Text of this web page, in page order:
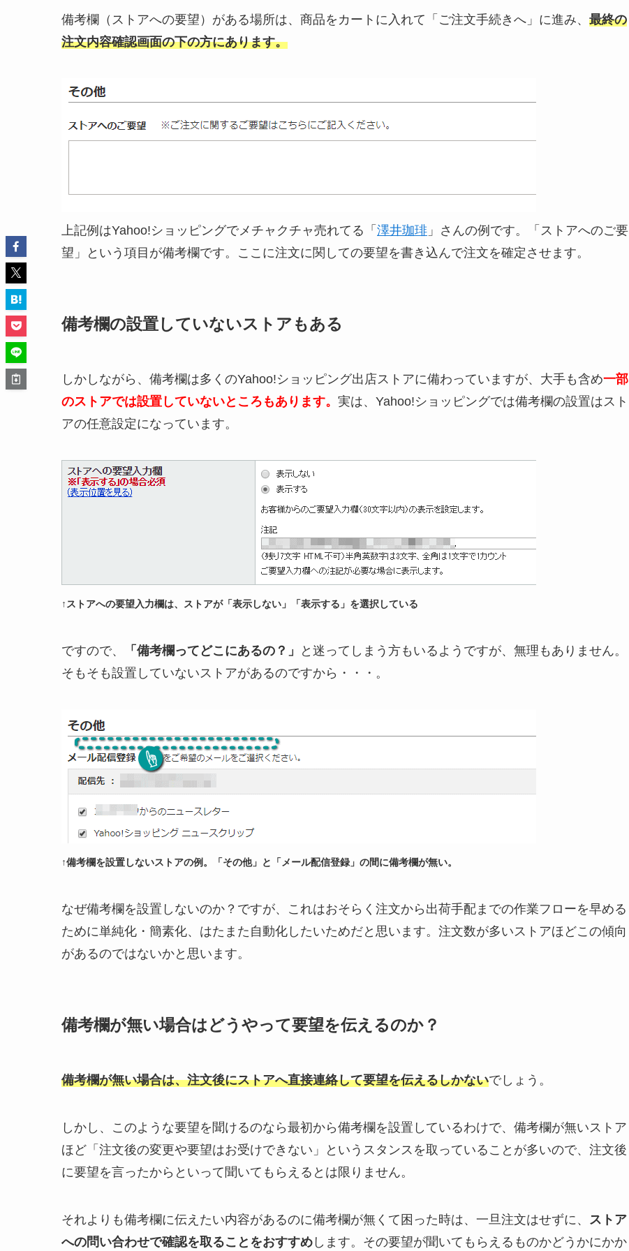
備考欄（ストアへの要望）がある場所は、商品をカートに入れて「ご注文手続きへ」に進み、 最終の
注文内容確認画面の下の方にあります。
上記例はYahoo!ショッピングでメチャクチャ売れてる「 澤井珈琲 」さんの例です。「ストアへのご要
望」という項目が備考欄です。ここに注文に関しての要望を書き込んで注文を確定させます。
備考欄の設置していないストアもある
しかしながら、備考欄は多くのYahoo!ショッピング出店ストアに備わっていますが、大手も含め一部
のストアでは設置していないところもあります。 実は、Yahoo!ショッピングでは備考欄の設置はスト
アの任意設定になっています。
↑ストアへの要望入力欄は、ストアが「表示しない」「表示する」を選択している
ですので、 「備考欄ってどこにあるの？」
と迷ってしまう方もいるようですが、無理もありません。
そもそも設置していないストアがあるのですから・・・。
↑備考欄を設置しないストアの例。「その他」と「メール配信登録」の間に備考欄が無い。
なぜ備考欄を設置しないのか？ですが、これはおそらく注文から出荷手配までの作業フローを早める
ために単純化・簡素化、はたまた自動化したいためだと思います。注文数が多いストアほどこの傾向
があるのではないかと思います。
備考欄が無い場合はどうやって要望を伝えるのか？
備考欄が無い場合は、注文後にストアへ直接連絡して要望を伝えるしかないでしょう。
しかし、このような要望を聞けるのなら最初から備考欄を設置しているわけで、備考欄が無いストア
ほど「注文後の変更や要望はお受けできない」というスタンスを取っていることが多いので、注文後
に要望を言ったからといって聞いてもらえるとは限りません。
それよりも備考欄に伝えたい内容があるのに備考欄が無くて困った時は、一旦注文はせずに、 ストア
への問い合わせで確認を取ることをおすすめ します。その要望が聞いてもらえるものかどうかにかか